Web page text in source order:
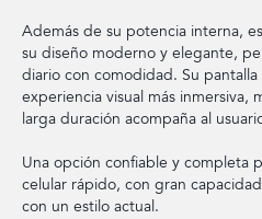
Además de su potencia interna,
su diseño moderno y elegante,
diario con comodidad. Su
experiencia visual más inmersiva,
larga duración acompaña al
Una opción confiable y completa
celular rápido, con gran
con un estilo actual.